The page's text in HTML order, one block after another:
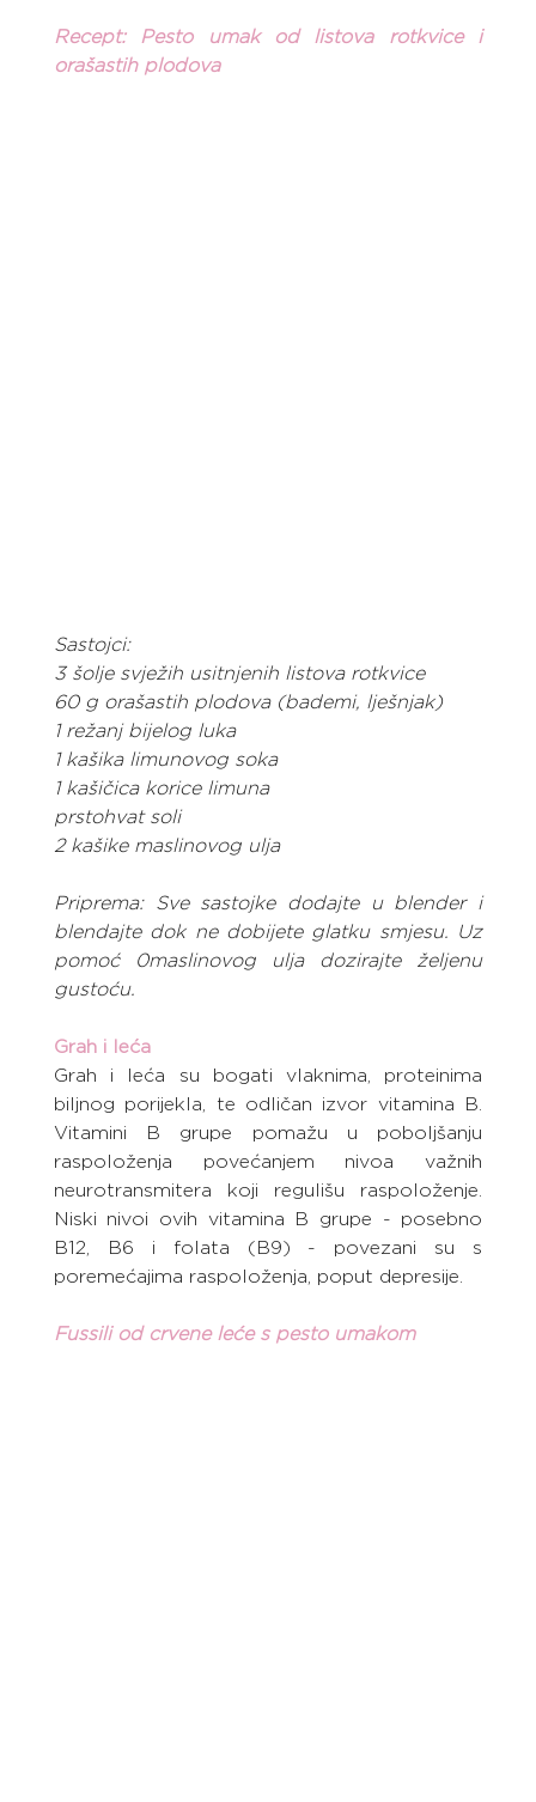
Recept: Pesto umak od listova rotkvice i
orašastih plodova
Sastojci:
3 šolje svježih usitnjenih listova rotkvice
60 g orašastih plodova (bademi, lješnjak)
1 režanj bijelog luka
1 kašika limunovog soka
1 kašičica korice limuna
prstohvat soli
2 kašike maslinovog ulja
Priprema: Sve sastojke dodajte u blender i
blendajte dok ne dobijete glatku smjesu. Uz
pomoć 0maslinovog ulja dozirajte željenu
gustoću.
Grah i leća
Grah i leća su bogati vlaknima, proteinima
biljnog porijekla, te odličan izvor vitamina B.
Vitamini B grupe pomažu u poboljšanju
raspoloženja povećanjem nivoa važnih
neurotransmitera koji regulišu raspoloženje.
Niski nivoi ovih vitamina B grupe - posebno
B12, B6 i folata (B9) - povezani su s
poremećajima raspoloženja, poput depresije.
Fussili od crvene leće s pesto umakom